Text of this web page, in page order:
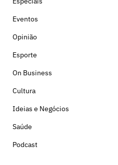
Eventos
Opinião
Esporte
On Business
Cultura
Ideias e Negócios
Saúde
Podcast